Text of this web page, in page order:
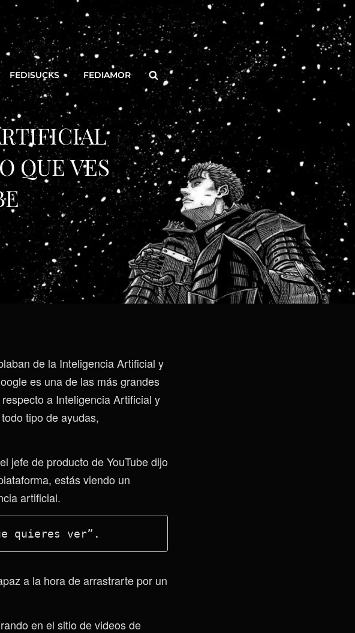
FEDISUCKS FEDIAMOR Buscar
QUE VES
de la Inteligencia Artificial y
es una de las más grandes
a Inteligencia Artificial y
tipo de ayudas,
jefe de producto de YouTube dijo
estás viendo un
artificial.
quieres ver”.
a la hora de arrastrarte por un
en el sitio de videos de